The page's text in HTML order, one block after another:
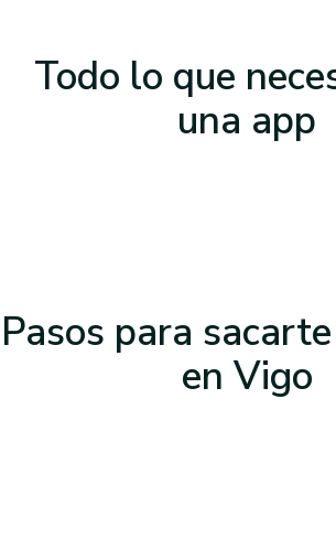
Todo lo que
una app
Pasos para
en Vigo